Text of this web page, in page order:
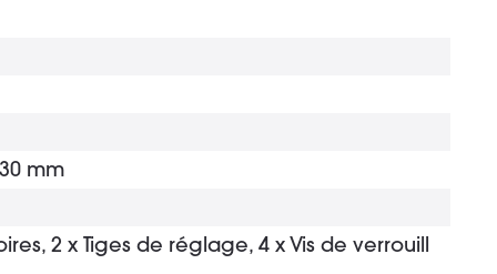
mm
2 x Tiges de réglage, 4 x Vis de verrouill